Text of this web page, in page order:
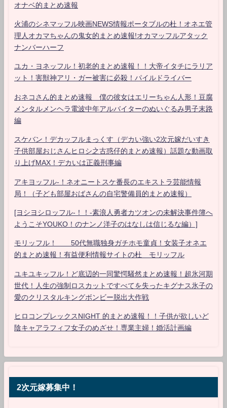
オナベ的まとめ速報
火浦のシネマッフル映画NEWS情報ポータブルの杜！オネエ管
理人オカマちゃんの鬼女的まとめ速報!オカマッフルアタック
ナンバーハーフ
ユカ・ヨネッフル！初老的まとめ速報！！大帝イタチにラリア
ット！害獣神アリ・ガー被害に必殺！パイルドライバー
おネコさん的まとめ速報 僕の彼女はエリーちゃん人形！豆腐
メンタルメンヘラ電波中年アルバイターのぬいぐるみ男子末路
編
スケバン！デカッフルまっくす（デカい強い2次元嫁だいすき
子供部屋おじさんヒロシ之古惑仔的まとめ速報）話題な動画取
り上げMAX！デカいは正義刑事編
アキヨッフル-！ネオニートスケ番長のエキストラ芸能情報
局！（子ども部屋おばさんの自宅警備員的まとめ速報）
[ヨシヨシロッフル-！！-素浪人勇者カツオンの未解決事件簿へ
ようこそYOUKO！のナンノ洋子のはなしは信じるな編）]
モリッフル！ 50代無職独身ガチホモ童貞！女装子オネエ
的まとめ速報！有益便利情報サイトの杜 モリッフル
ユキユキッフル！ど底辺的一同驚愕騒然まとめ速報！超氷河期
世代！人生の強制ロスカットですべてを失ったキグナス氷子の
愛のクリスタルキングボンビー脱出大作戦
ヒロコンプレックスNIGHT 的まとめ速報！！子供が欲しいど
陰キャアラフィフ女子のめざせ！専業主婦！婚活計画編
2次元嫁募集中！